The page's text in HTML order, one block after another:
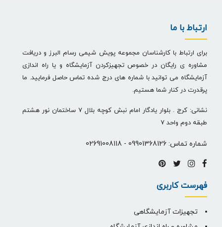
ارتباط با ما
برای ارتباط با کارشناسان مجموعه پویش شیمی رسام البرز و دریافت
مشاوره ی رایگان در خصوص تجهیزکردن آزمایشگاه و یا راه اندازی
آزمایشگاه می توانید با شماره های درج شده تماس حاصل فرمایید. ما
پرقدرت در کنار شما هستیم.
نشانی: کرج . بلوار یادگار امام نبش کوچه بلال 7 ساختمان نور هشتم
طبقه دوم واحد 7
شماره تماس: 09901368126
-
02691008118
فهرست کاربری
تجهیزات آزمایشگاهی